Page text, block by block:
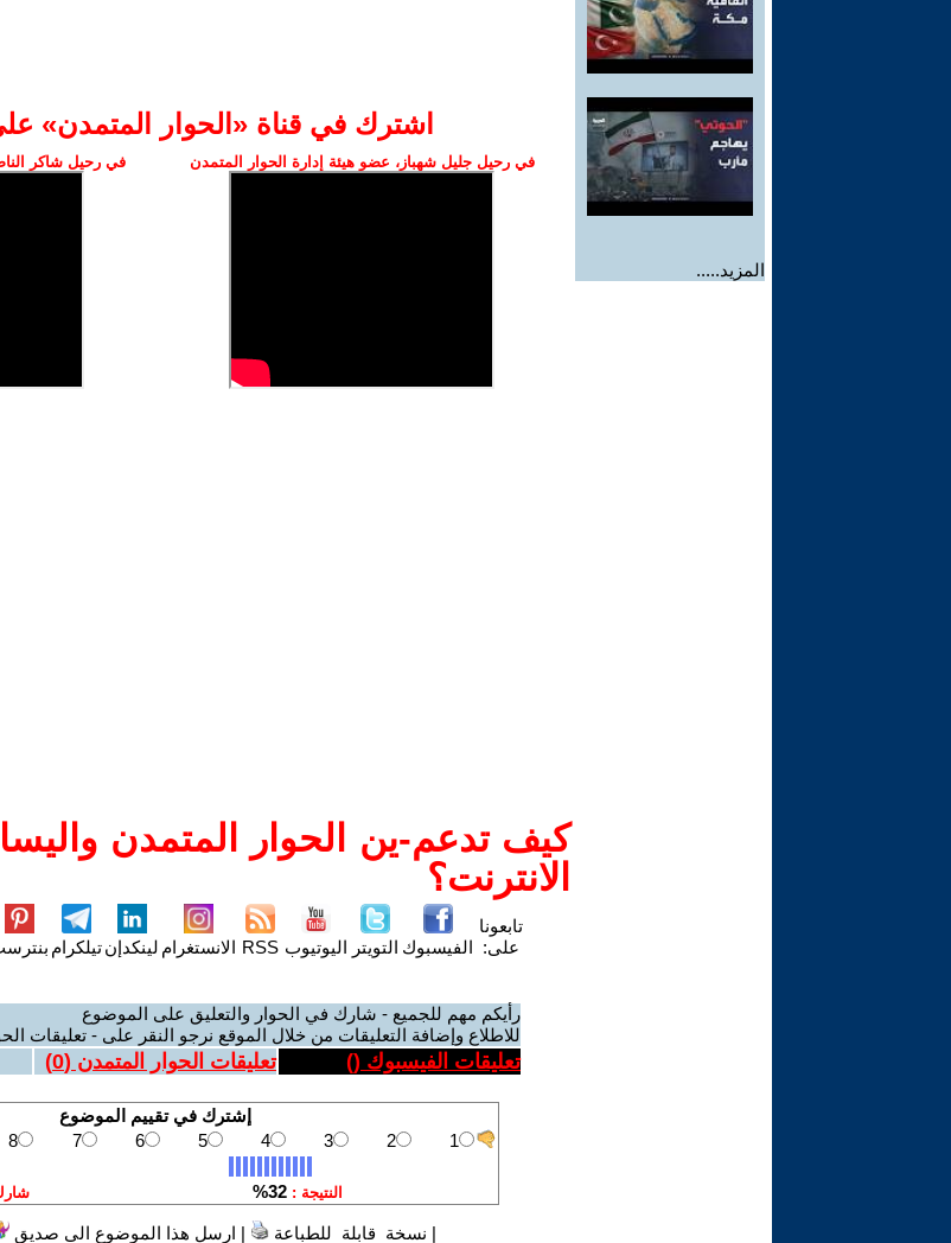
المزيد.....
اشترك في قناة ‫«الحوار المتمدن»
في رحيل جليل شهباز، عضو هيئة إدارة الحوار المتمدن في رحيل شاكر
كيف تدعم-ين الحوار المتمدن
الانترنت؟
تابعونا
على: الفيسبوك التويتر اليوتيوب RSS الانستغرام لينكدإنتيلكرام
رأيكم مهم للجميع - شارك في الحوار والتعليق على الموضوع
للاطلاع وإضافة التعليقات من خلال الموقع نرجو النقر على - تعليقات
تعليقات الفيسبوك () تعليقات الحوار المتمدن (0
)
| نسخة قابلة للطباعة | ارسل هذا الموضوع الى صديق